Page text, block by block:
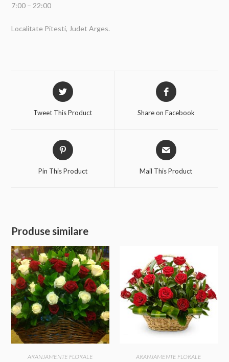
7:00 – 22:00
Localitate Pitesti, Judet Arges.
Tweet This Product Share on Facebook
Pin This Product Mail This Product
Produse similare
ARANJAMENTE FLORALE ARANJAMENTE FLORALE